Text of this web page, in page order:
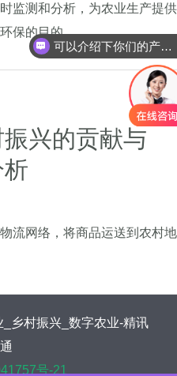
监测和分析，为农业生产提供
保的目的。
兴的贡献与
流网络，将商品运送到农村地
乡村振兴_数字农业-精讯
号-21
可以介绍下你们的产品么